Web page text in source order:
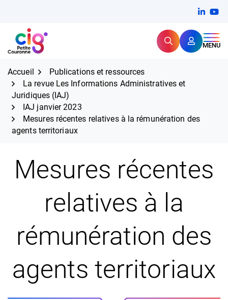
contenu
CIG Petite Couronne RechercherMENU
Expertise et proximité pour
Accueil
Publications et ressources
La revue Les Informations Administratives et
Juridiques (IAJ)
IAJ janvier 2023
Mesures récentes relatives à la rémunération des
agents territoriaux
Mesures récentes
relatives à la
rémunération des
agents territoriaux